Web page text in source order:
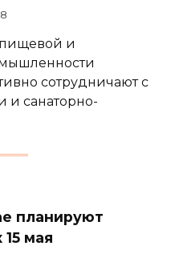
и
сотрудничают с
и санаторно-
планируют
мая